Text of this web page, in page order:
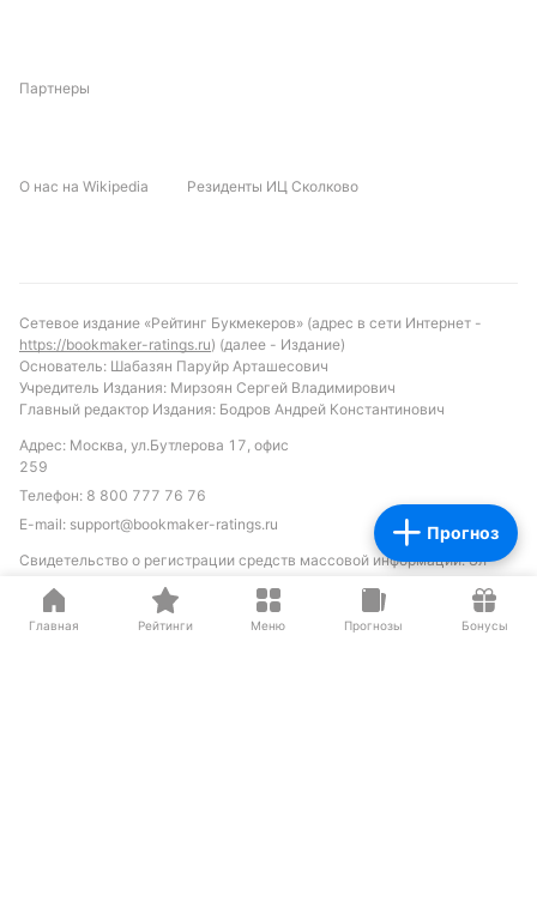
Прогноз
Главная Рейтинги Меню Прогнозы Бонусы
Партнеры
О нас на Wikipedia Резиденты ИЦ Сколково
Сетевое издание «Рейтинг Букмекеров» (адрес в сети Интернет -
https://bookmaker-ratings.ru) (далее - Издание)
Основатель: Шабазян Паруйр Арташесович
Учредитель Издания: Мирзоян Сергей Владимирович
Главный редактор Издания: Бодров Андрей Константинович
Адрес: Москва, ул.Бутлерова 17, офис
259
Телефон: 8 800 777 76 76
E-mail: support@bookmaker-ratings.ru
Свидетельство о регистрации средств массовой информации: Эл
связи, информационных технологий и массовых коммуникаций
(Роскомнадзора) 10 июля 2017 г.